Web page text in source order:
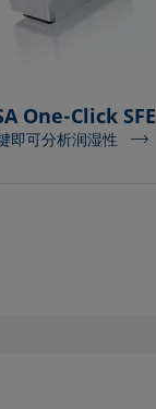
One-Click SFE
即可分析润湿性